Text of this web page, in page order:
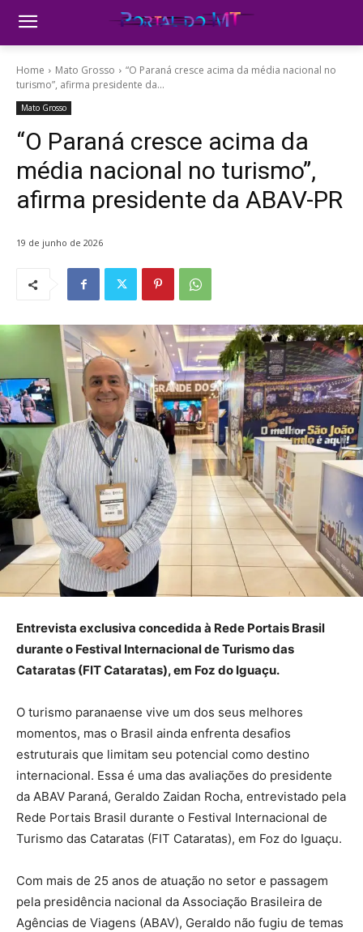
Home Mato Grosso
“O Paraná cresce acima da média nacional no
turismo”, afirma presidente da...
Mato Grosso
“O Paraná cresce acima da
média nacional no turismo”,
afirma presidente da ABAV-PR
19 de junho de 2026
Entrevista exclusiva concedida à Rede Portais Brasil
durante o Festival Internacional de Turismo das
Cataratas (FIT Cataratas), em Foz do Iguaçu.
O turismo paranaense vive um dos seus melhores
momentos, mas o Brasil ainda enfrenta desafios
estruturais que limitam seu potencial como destino
internacional. Essa é uma das avaliações do presidente
da ABAV Paraná, Geraldo Zaidan Rocha, entrevistado pela
Rede Portais Brasil durante o Festival Internacional de
Turismo das Cataratas (FIT Cataratas), em Foz do Iguaçu.
Com mais de 25 anos de atuação no setor e passagem
pela presidência nacional da Associação Brasileira de
Agências de Viagens (ABAV), Geraldo não fugiu de temas